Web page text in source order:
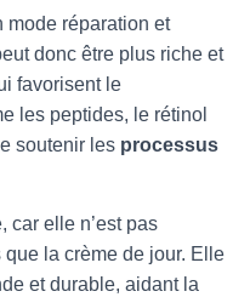
mode réparation et
donc être plus riche et
favorisent le
les peptides, le rétinol
soutenir les processus
car elle n’est pas
la crème de jour. Elle
et durable, aidant la